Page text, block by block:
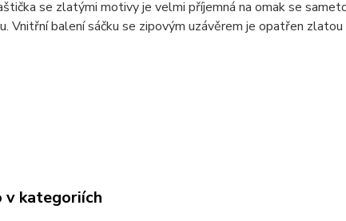
se zlatými motivy je velmi příjemná na omak se
Vnitřní balení sáčku se zipovým uzávěrem je opatřen
v kategoriích